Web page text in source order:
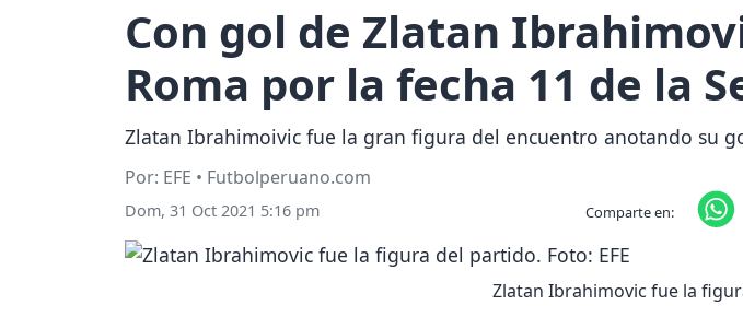
Con gol de Zlatan
Roma por la fecha 11 de la
Zlatan Ibrahimoivic fue la gran figura del encuentro anotando su
Por: EFE • Futbolperuano.com
Dom, 31 Oct 2021 5:16 pm Comparte en:
Zlatan Ibrahimovic fue la